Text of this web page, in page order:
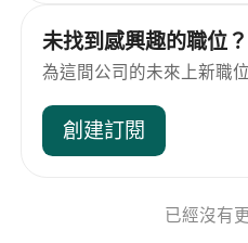
未找到感興趣的職位？
為這間公司的未來上新職
創建訂閱
已經沒有